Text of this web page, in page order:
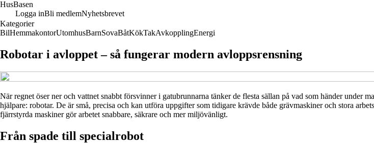
HusBasen
Logga inBli medlemNyhetsbrevet
Kategorier
BilHemmakontorUtomhusBarnSovaBåtKökTakAvkopplingEnergi
Robotar i avloppet – så fungerar modern avloppsrensning
När regnet öser ner och vattnet snabbt försvinner i gatubrunnarna tänker de flesta sällan på vad som händer under
hjälpare: robotar. De är små, precisa och kan utföra uppgifter som tidigare krävde både grävmaskiner och stora
fjärrstyrda maskiner gör arbetet snabbare, säkrare och mer miljövänligt.
Från spade till specialrobot